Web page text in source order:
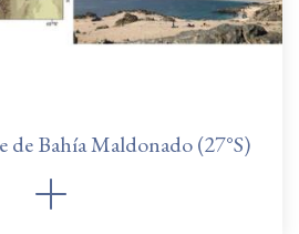
de Bahía Maldonado (27°S)